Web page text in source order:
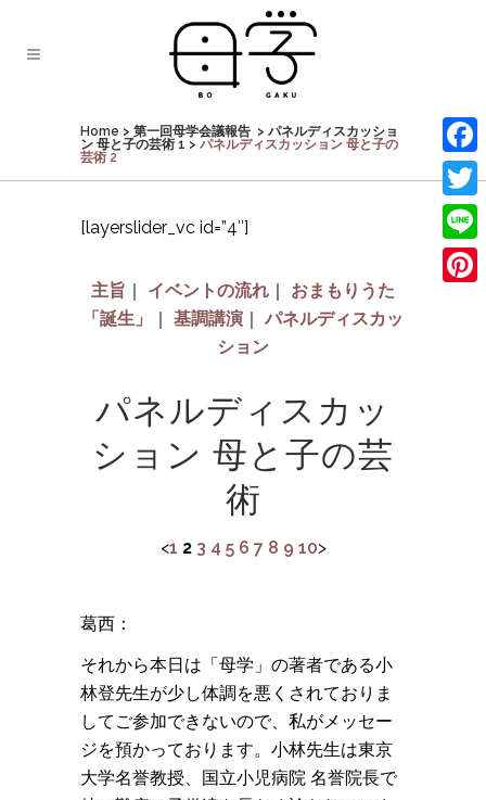
Home > 第一回母学会議報告 > パネルディスカッショ
ン 母と子の芸術 1 > パネルディスカッション 母と子の
芸術 2
[layerslider_vc id=”4″]
主旨 ｜ イベントの流れ ｜
おまもりうた
「誕生」
｜ 基調講演 ｜ パネルディスカッ
ション
パネルディスカッ
ション 母と子の芸
術
<1 2 3 4 5 6 7 8 9 10>
葛西：
それから本日は「母学」の著者である小
林登先生が少し体調を悪くされておりま
してご参加できないので、私がメッセー
ジを預かっております。小林先生は東京
大学名誉教授、国立小児病院 名誉院長で
Line